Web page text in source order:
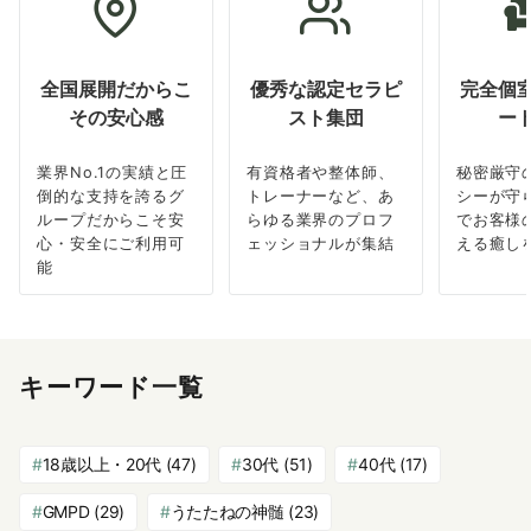
全国展開だからこ
その安心感
業界No.1の実績と圧
倒的な支持を誇るグ
ループだからこそ安
心・安全にご利用可
能
優秀な認定セラピ
スト集団
有資格者や整体師、
トレーナーなど、あ
らゆる業界のプロフ
ェッショナルが集結
完全個
ー
秘密厳守
シーが守
でお客様
える癒し
キーワード一覧
18歳以上・20代 (47) 30代 (51) 40代(17)
GMPD(29) うたたねの神髄 (23)